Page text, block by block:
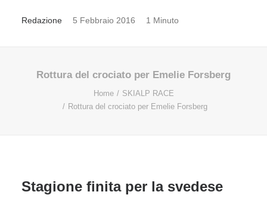
Redazione 5 Febbraio 2016 1 Minuto
Rottura del crociato per Emelie Forsberg
Home
SKIALP RACE
Rottura del crociato per Emelie Forsberg
Stagione finita per la svedese